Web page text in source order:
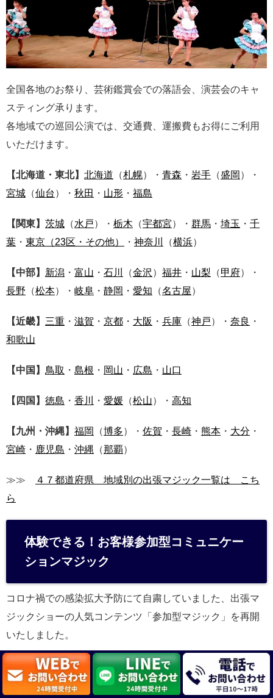
全国各地のお祭り、芸術鑑賞会での落語会、演芸会のキャ
スティング承ります。
各地域での巡回公演では、交通費、運搬費もお得にご利用
いただけます。
【北海道・東北】 北海道 （札幌）・ 青森 ・ 岩手 （盛岡 ）・
宮城 （仙台 ）・ 秋田 ・ 山形 ・ 福島
【関東】 茨城 （水戸）・ 栃木 （宇都宮）・ 群馬 ・ 埼玉 ・ 千
葉 ・ 東京 （23区・その他） ・ 神奈川 （横浜）
【中部】 新潟 ・ 富山 ・ 石川 （金沢 ） 福井 ・ 山梨 （甲府）・
長野 （松本）・ 岐阜 ・ 静岡 ・ 愛知 （名古屋）
【近畿】 三重 ・ 滋賀 ・ 京都 ・ 大阪 ・ 兵庫 （神戸）・ 奈良 ・
和歌山
【中国】 鳥取 ・ 島根 ・ 岡山 ・ 広島 ・ 山口
【四国】 徳島 ・ 香川 ・ 愛媛 （松山）・ 高知
【九州・沖縄】 福岡 （博多）・ 佐賀 ・ 長崎 ・ 熊本 ・ 大分 ・
宮崎 ・ 鹿児島 ・ 沖縄 （那覇）
≫≫
４７都道府県 地域別の出張マジック一覧は こち
ら
体験できる！お客様参加型コミュニケー
ションマジック
コロナ禍での感染拡大予防にて自粛していました、出張マ
ジックショーの人気コンテンツ「参加型マジック」を再開
いたしました。